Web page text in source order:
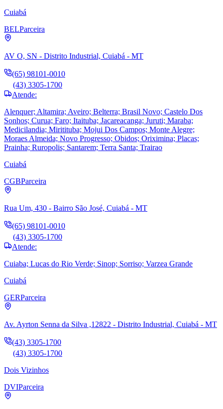
Cuiabá
BELParceira
AV O, SN - Distrito Industrial, Cuiabá - MT
(65) 98101-0010
(43) 3305-1700
Atende:
Alenquer; Altamira; Aveiro; Belterra; Brasil Novo; Castelo Dos
Sonhos; Curua; Faro; Itaituba; Jacareacanga; Juruti; Maraba;
Medicilandia; Miritituba; Mojui Dos Campos; Monte Alegre;
Moraes Almeida; Novo Progresso; Obidos; Oriximina; Placas;
Prainha; Ruropolis; Santarem; Terra Santa; Trairao
Cuiabá
CGBParceira
Rua Um, 430 - Bairro São José, Cuiabá - MT
(65) 98101-0010
(43) 3305-1700
Atende:
Cuiaba; Lucas do Rio Verde; Sinop; Sorriso; Varzea Grande
Cuiabá
GERParceira
Av. Ayrton Senna da Silva ,12822 - Distrito Industrial, Cuiabá - MT
(43) 3305-1700
(43) 3305-1700
Dois Vizinhos
DVIParceira